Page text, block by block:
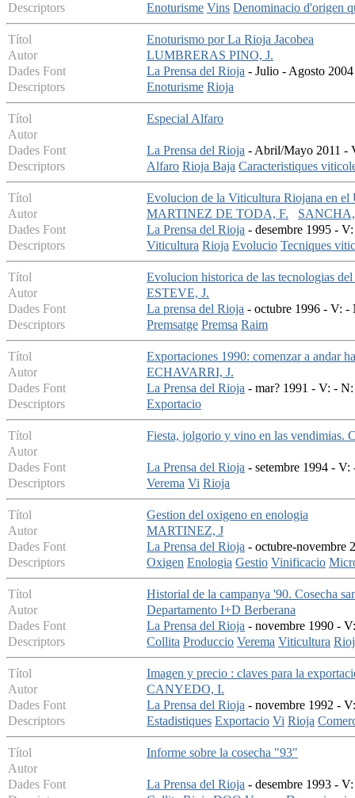
Descriptors
Enoturisme Vins Denominacio d'origen
Títol
Enoturismo por La Rioja Jacobea
Autor
LUMBRERAS PINO, J.
Dades Font
La Prensa del Rioja - Julio - Agosto
Descriptors
Enoturisme Rioja
Títol
Especial Alfaro
Autor
Dades Font
La Prensa del Rioja - Abril/Mayo 2011 -
Descriptors
Alfaro Rioja Baja Caracteristiques
Títol
Evolucion de la Viticultura Riojana en el
Autor
MARTINEZ DE TODA, F.
Dades Font
La Prensa del Rioja - desembre 1995 -
Descriptors
Viticultura Rioja Evolucio Tecniques
Títol
Evolucion historica de las tecnologias del
Autor
ESTEVE, J.
Dades Font
La prensa del Rioja - octubre 1996 - V: -
Descriptors
Premsatge Premsa Raim
Títol
Exportaciones 1990: comenzar a andar
Autor
ECHAVARRI, J.
Dades Font
La Prensa del Rioja - mar? 1991 - V: -
Descriptors
Exportacio
Títol
Fiesta, jolgorio y vino en las vendimias.
Autor
Dades Font
La Prensa del Rioja - setembre 1994 -
Descriptors
Verema Vi Rioja
Títol
Gestion del oxigeno en enologia
Autor
MARTINEZ, J
Dades Font
La Prensa del Rioja - octubre-novembre
Descriptors
Oxigen Enologia Gestio Vinificacio
Títol
Historial de la campanya '90. Cosecha
Autor
Departamento I+D Berberana
Dades Font
La Prensa del Rioja - novembre 1990 -
Descriptors
Collita Produccio Verema Viticultura
Títol
Imagen y precio : claves para la
Autor
CANYEDO, I.
Dades Font
La Prensa del Rioja - novembre 1992 -
Descriptors
Estadistiques Exportacio Vi Rioja
Títol
Informe sobre la cosecha "93"
Autor
Dades Font
La Prensa del Rioja - desembre 1993 -